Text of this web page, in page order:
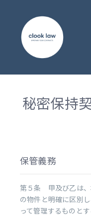
秘密保持
保管義務
第５条 甲及び乙は、
の物件と明確に区別
って管理するものとす